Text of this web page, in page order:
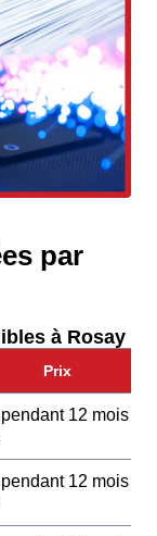
par
à Rosay :
Prix
12 mois
12 mois